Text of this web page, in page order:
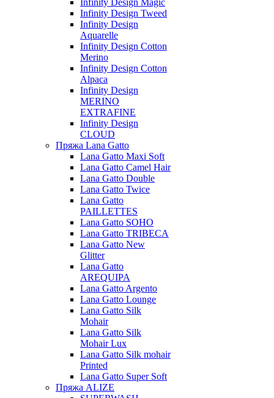
Infinity Design Magic
Infinity Design Tweed
Infinity Design
Aquarelle
Infinity Design Cotton
Merino
Infinity Design Cotton
Alpaca
Infinity Design
MERINO
EXTRAFINE
Infinity Design
CLOUD
Пряжа Lana Gatto
Lana Gatto Maxi Soft
Lana Gatto Camel Hair
Lana Gatto Double
Lana Gatto Twice
Lana Gatto
PAILLETTES
Lana Gatto SOHO
Lana Gatto TRIBECA
Lana Gatto New
Glitter
Lana Gatto
AREQUIPA
Lana Gatto Argento
Lana Gatto Lounge
Lana Gatto Silk
Mohair
Lana Gatto Silk
Mohair Lux
Lana Gatto Silk mohair
Printed
Lana Gatto Super Soft
Пряжа ALIZE